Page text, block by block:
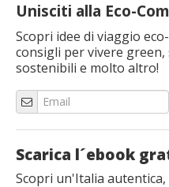
Unisciti alla Eco-
Scopri idee di viaggio
consigli per vivere
sostenibili e molto altro!
Scarica l´ebook
Scopri un'Italia